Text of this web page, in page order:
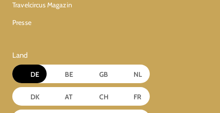
Travelcircus Magazin
Presse
Land
DE BE GB NL
DK AT CH FR